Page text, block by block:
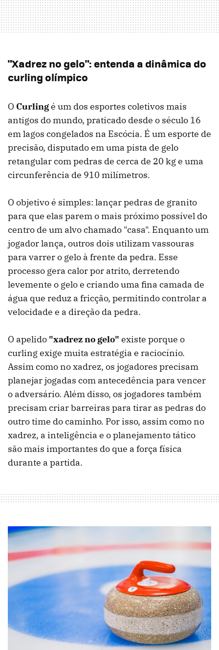
"Xadrez no gelo": entenda a dinâmica do
curling olímpico
O Curlingé um dos esportes coletivos mais
antigos do mundo, praticado desde o século 16
em lagos congelados na Escócia. É um esporte de
precisão, disputado em uma pista de gelo
retangular com pedras de cerca de 20 kg e uma
circunferência de 910 milímetros.
O objetivo é simples: lançar pedras de granito
para que elas parem o mais próximo possível do
centro de um alvo chamado "casa". Enquanto um
jogador lança, outros dois utilizam vassouras
para varrer o gelo à frente da pedra. Esse
processo gera calor por atrito, derretendo
levemente o gelo e criando uma fina camada de
água que reduz a fricção, permitindo controlar a
velocidade e a direção da pedra.
O apelido "xadrez no gelo" existe porque o
curling exige muita estratégia e raciocínio.
Assim como no xadrez, os jogadores precisam
planejar jogadas com antecedência para vencer
o adversário. Além disso, os jogadores também
precisam criar barreiras para tirar as pedras do
outro time do caminho. Por isso, assim como no
xadrez, a inteligência e o planejamento tático
são mais importantes do que a força física
durante a partida.